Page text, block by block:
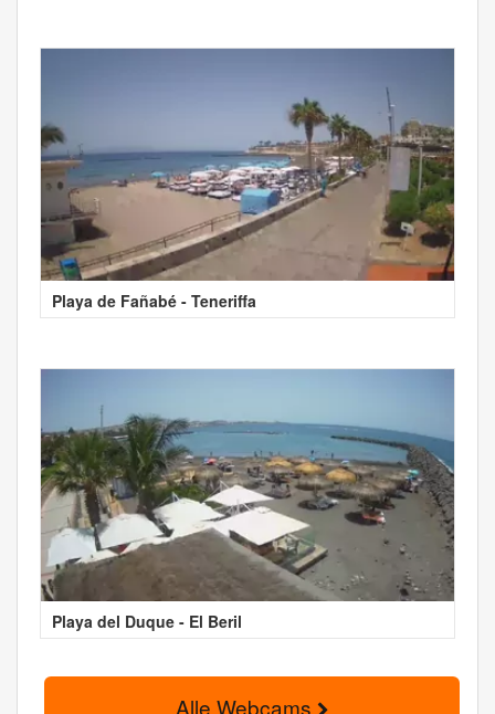
Playa de Fañabé - Teneriffa
Playa del Duque - El Beril
Alle Webcams